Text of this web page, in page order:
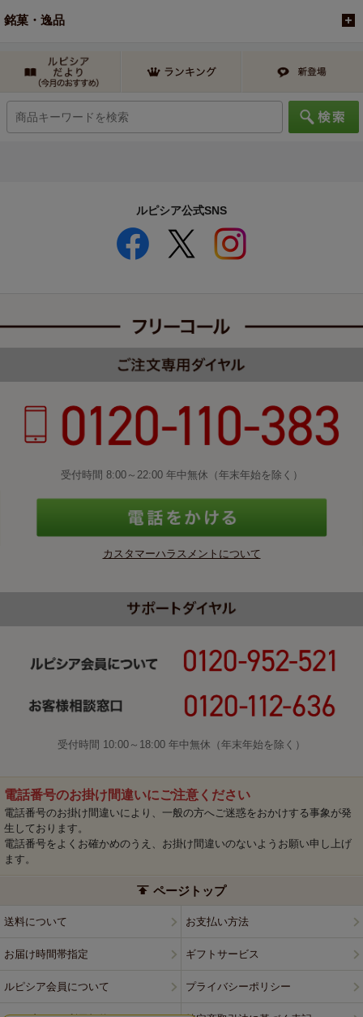
銘菓・逸品
ルピシア公式SNS
受付時間 8:00～22:00 年中無休（年末年始を除く）
カスタマーハラスメントについて
受付時間 10:00～18:00 年中無休（年末年始を除く）
電話番号のお掛け間違いにご注意ください
電話番号のお掛け間違いにより、一般の方へご迷惑をおかけする事象が発
生しております。
電話番号をよくお確かめのうえ、お掛け間違いのないようお願い申し上げ
ます。
ページトップ
送料について お支払い方法
お届け時間帯指定 ギフトサービス
ルピシア会員について プライバシーポリシー